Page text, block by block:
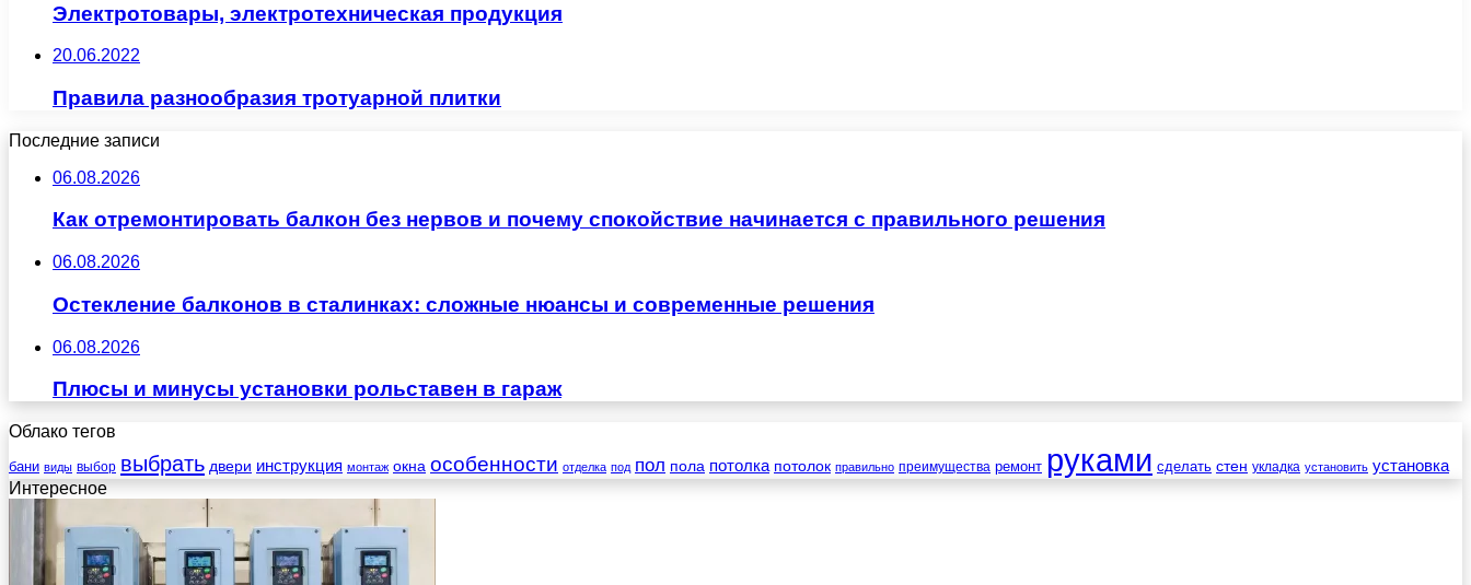
Электротовары, электротехническая продукция
20.06.2022
Правила разнообразия тротуарной плитки
Последние записи
06.08.2026
Как отремонтировать балкон без нервов и почему спокойствие начинается с правильного решения
06.08.2026
Остекление балконов в сталинках: сложные нюансы и современные решения
06.08.2026
Плюсы и минусы установки рольставен в гараж
Облако тегов
бани виды выбор выбрать двери инструкция монтаж окна особенности отделка под пол пола потолка потолок правильно преимущества ремонт руками сделать стен укладка установить установка
Интересное